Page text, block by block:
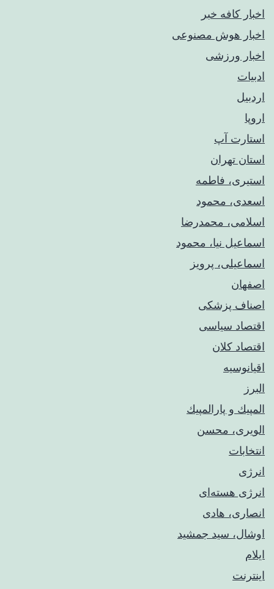
اخبار کافه خبر
اخبار هوش مصنوعی
اخبار ورزشی
ادبیات
اردبیل
اروپا
استارت آپ
استان تهران
استیری، فاطمه
اسعدی، محمود
اسلامی، محمدرضا
اسماعیل نیا، محمود
اسماعیلی، پرویز
اصفهان
اصناف پزشکی
اقتصاد سیاسی
اقتصاد کلان
اقیانوسیه
البرز
المپيك و پارالمپيك
الویری، محسن
انتخابات
انرژی
انرژی هسته‌ای
انصاری، هادی
اوشال، سید جمشید
ایلام
اینترنت